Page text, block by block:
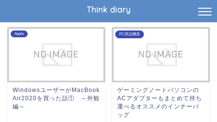
Think diary
Apple
WindowsユーザーがMacBook
Air2020を買った話① ～外観
編～
PC周辺機器
ゲーミングノートパソコンの
ACアダプターもまとめて持ち
運べるオススメのインナーバ
ッグ